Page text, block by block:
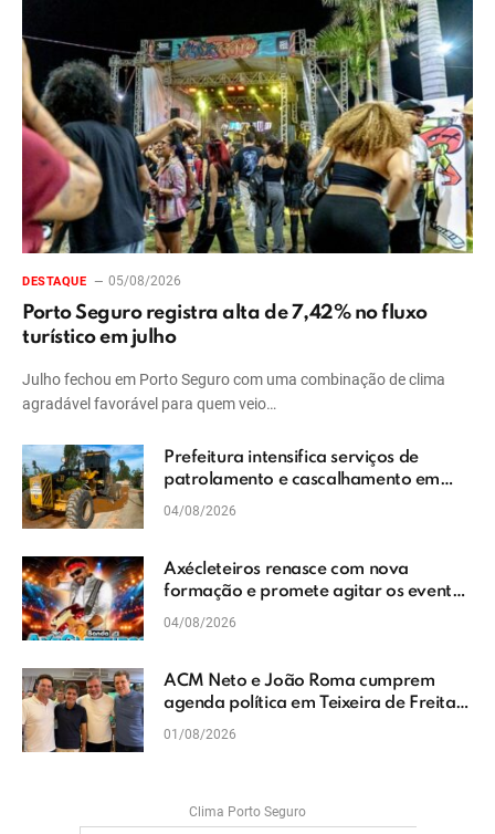
DESTAQUE 05/08/2026
Porto Seguro registra alta de 7,42% no fluxo
turístico em julho
Julho fechou em Porto Seguro com uma combinação de clima
agradável favorável para quem veio…
Prefeitura intensifica serviços de
patrolamento e cascalhamento em
Vera Cruz
04/08/2026
Axécleteiros renasce com nova
formação e promete agitar os eventos
do Extremo Sul da Bahia
04/08/2026
ACM Neto e João Roma cumprem
agenda política em Teixeira de Freitas
e reforçam projeto para o Extremo Sul
01/08/2026
Clima Porto Seguro